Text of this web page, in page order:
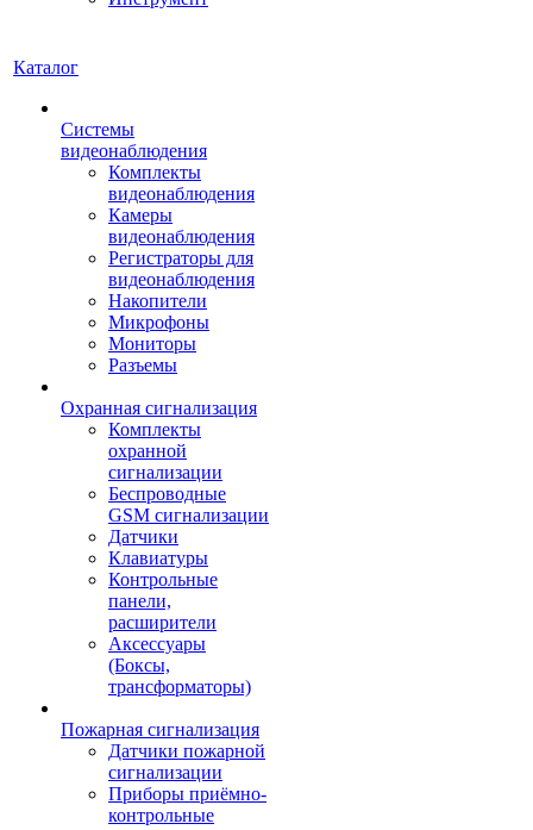
Каталог
Системы
видеонаблюдения
Комплекты
видеонаблюдения
Камеры
видеонаблюдения
Регистраторы для
видеонаблюдения
Накопители
Микрофоны
Мониторы
Разъемы
Охранная сигнализация
Комплекты
охранной
сигнализации
Беспроводные
GSM сигнализации
Датчики
Клавиатуры
Контрольные
панели,
расширители
Аксессуары
(Боксы,
трансформаторы)
Пожарная сигнализация
Датчики пожарной
сигнализации
Приборы приёмно-
контрольные